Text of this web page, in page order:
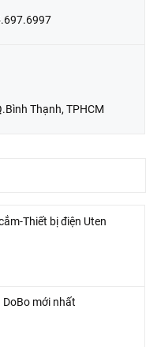
Thạnh, TPHCM
Thiết bị điện Uten
DoBo mới nhất